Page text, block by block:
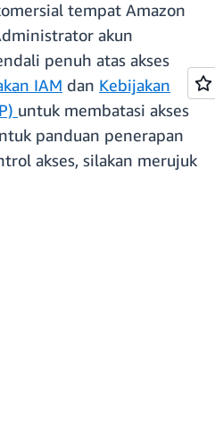
tempat Amazon
akun
penuh atas akses
IAM dan Kebijakan
untuk membatasi akses
panduan penerapan
akses, silakan merujuk